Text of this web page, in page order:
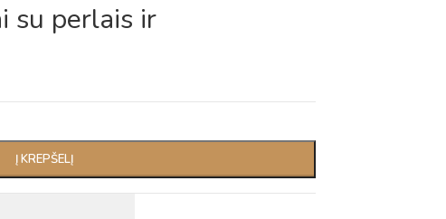
su perlais ir
Į KREPŠELĮ